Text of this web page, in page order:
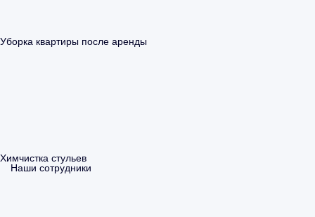
Уборка квартиры после аренды
Химчистка стульев
Наши сотрудники